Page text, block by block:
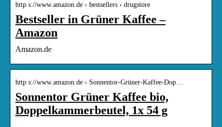
http s://www.amazon.de › bestsellers › drugstore
Bestseller in Grüner Kaffee –
Amazon
Amazon.de
http s://www.amazon.de › Sonnentor-Grüner-Kaffee-Dop…
Sonnentor Grüner Kaffee bio,
Doppelkammerbeutel, 1x 54 g